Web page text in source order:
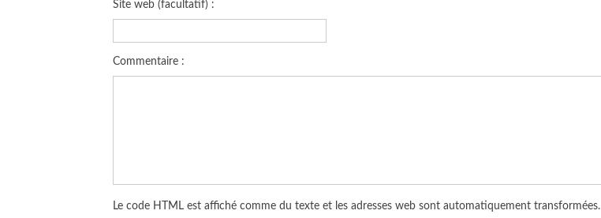
Site web (facultatif) :
Commentaire :
Le code HTML est affiché comme du texte et les adresses web sont automatiquement transformées.